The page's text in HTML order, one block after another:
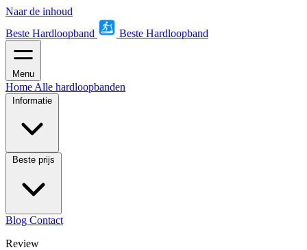
Naar de inhoud
Beste Hardloopband
Beste Hardloopband
Menu
Home Alle hardloopbanden
Informatie
Beste prijs
Blog Contact
Review